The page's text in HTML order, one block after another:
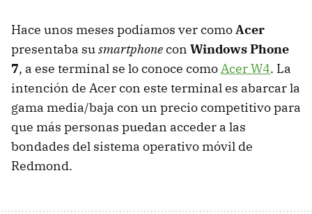
Hace unos meses podíamos ver comoAcer
presentaba susmartphonecon Windows Phone
7, a ese terminal se lo conoce comoAcer W4. La
intención de Acer con este terminal es abarcar la
gama media/baja con un precio competitivo para
que más personas puedan acceder a las
bondades del sistema operativo móvil de
Redmond.